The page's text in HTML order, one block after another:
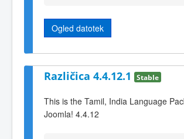
Ogled datotek
Različica 4.4.12.1 Stable
This is the Tamil, India Language
Joomla! 4.4.12